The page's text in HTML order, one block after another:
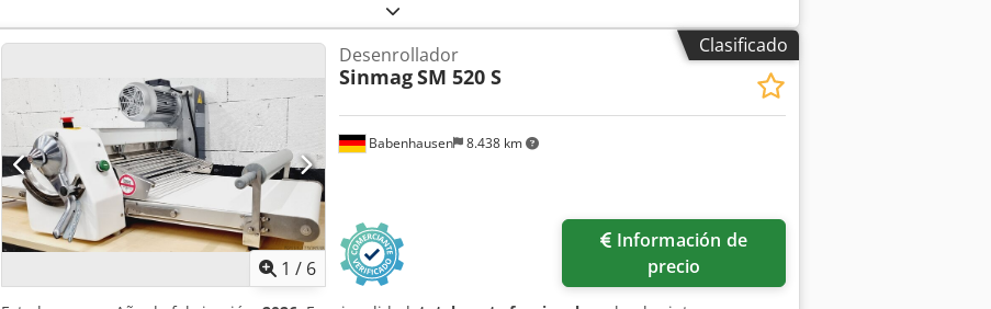
, anchura de trabajo:
mm, espacio necesario longitud:1.030 mm, espacio necesario anchura:2.610 mm, tipo de corriente de
, NUEVO +++ Laminadora SM 520 F +++ NUEVO Tecnología robusta y bien desarrollada…
¡ya probada en numerosas ocasiones! Fácil manejo manual. Para todo tipo de masas, tanto para laminar
como para dar forma. Mesas con bandas de plástico. Grosor de laminación de 1 a 30 mm. Anchura de
laminación de hasta 520 mm. Laminadora de masas de primera calidad. Modelo de sobremesa, móvil, con
rodillo para masa. Solo nosotros ofrecemos la certificación DGUV V3. Conexión de 400 V, enchufe CEE de
16 A. Máquina nueva y con certificación SAB. Con 24 meses de garantía y servicio de piezas de repuesto.
Opcional: Servicio de alquiler y arrendamiento. Arrastre. Banda de fieltro. Servicio de entrega. Contrato de
mantenimiento. Paquete de servicios. Formación e instalación. ¡Visite nuestra amplia exposición! Dkjdpsv
T Rknjfx Ap Esr
Clasificado
1 / 6
Babenhausen 8.438 km
Desenrollador
SinmagSM 520 S
precio